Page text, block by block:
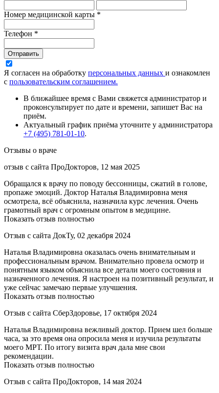
Номер медицинской карты *
Телефон *
Отправить
Я согласен на обработку персональных данных и ознакомлен
с пользовательским соглашением.
В ближайшее время с Вами свяжется администратор и
проконсультирует по дате и времени, запишет Вас на
приём.
Актуальный график приёма уточните у администратора
+7 (495) 781-01-10.
Отзывы о враче
отзыв с сайта ПроДокторов, 12 мая 2025
Обращался к врачу по поводу бессонницы, сжатий в голове,
пропаже эмоций. Доктор Наталья Владимировна меня
осмотрела, всё объяснила, назначила курс лечения. Очень
грамотный врач с огромным опытом в медицине.
Показать отзыв полностью
Отзыв с сайта ДокТу, 02 декабря 2024
Наталья Владимировна оказалась очень внимательным и
профессиональным врачом. Внимательно провела осмотр и
понятным языком объяснила все детали моего состояния и
назначенного лечения. Я настроен на позитивный результат, и
уже сейчас замечаю первые улучшения.
Показать отзыв полностью
Отзыв с сайта СберЗдоровье, 17 октября 2024
Наталья Владимировна вежливый доктор. Прием шел больше
часа, за это время она опросила меня и изучила результаты
моего МРТ. По итогу визита врач дала мне свои
рекомендации.
Показать отзыв полностью
Отзыв с сайта ПроДокторов, 14 мая 2024